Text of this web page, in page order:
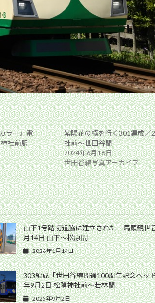
ラー』電
社前駅
紫陽花の横を行く301編成／
社前〜世田谷間
2024年6月16日
世田谷線写真アーカイブ
山下1号踏切道脇に建立された「馬頭観世
月14日 山下〜松原間
2026年1月14日
303編成「世田谷線開通100周年記念ヘッ
年9月2日 松陰神社前〜若林間
2025年9月2日